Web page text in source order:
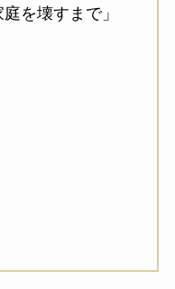
を壊すまで」